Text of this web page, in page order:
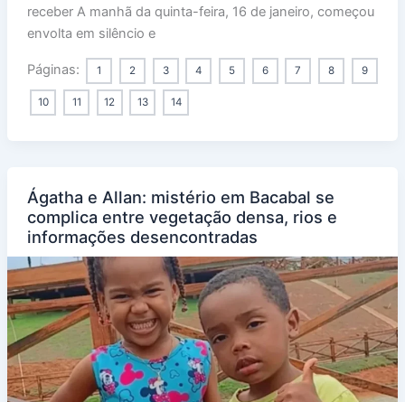
receber A manhã da quinta-feira, 16 de janeiro, começou
envolta em silêncio e
Páginas: 1 2 3 4 5 6 7 8 9
10 11 12 13 14
Ágatha e Allan: mistério em Bacabal se
complica entre vegetação densa, rios e
informações desencontradas